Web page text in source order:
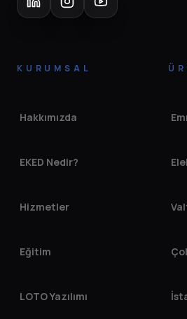
KURUMSAL
Hakkımızda
EKED Nedir?
Hizmetler
Eğitim
LOTO Yazılımı